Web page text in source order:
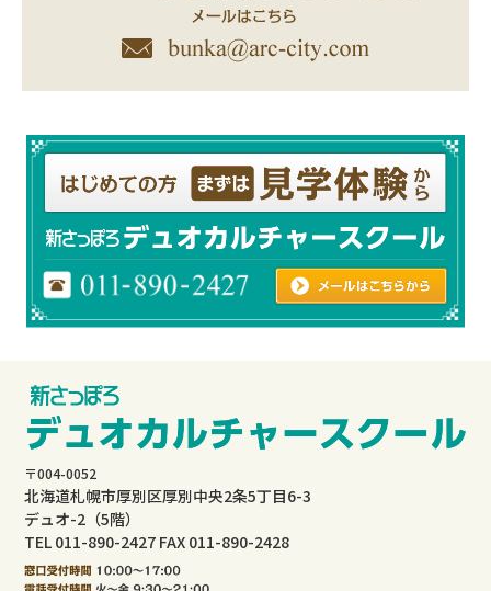
〒004-0052
北海道札幌市厚別区厚別中央2条5丁目6-3
デュオ-2（5階）
TEL 011-890-2427 FAX 011-890-2428